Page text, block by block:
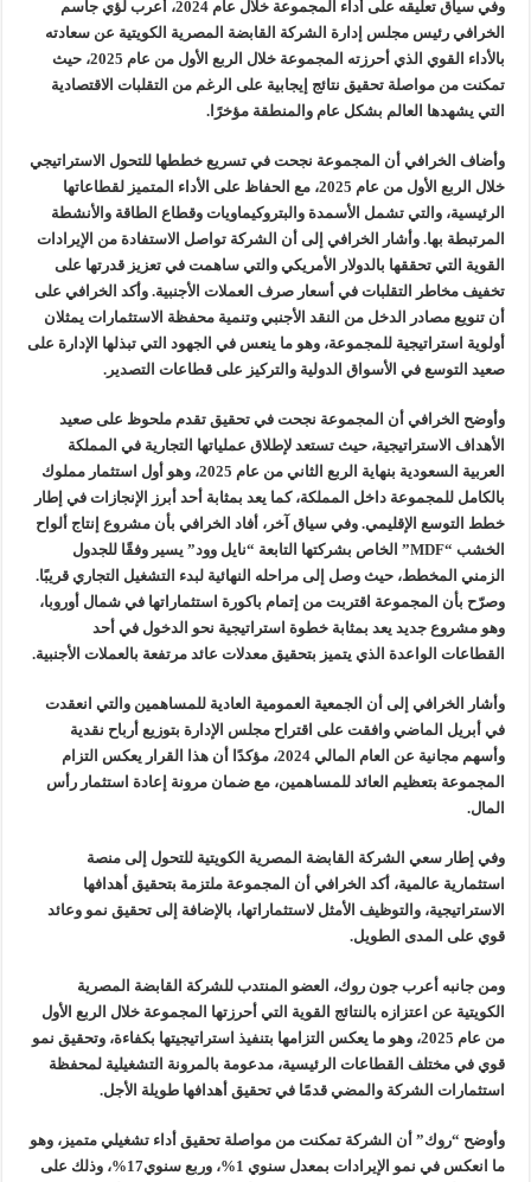
وفي سياق تعليقه على أداء المجموعة خلال عام 2024، أعرب لؤي جاسم
الخرافي رئيس مجلس إدارة الشركة القابضة المصرية الكويتية عن سعادته
بالأداء القوي الذي أحرزته المجموعة خلال الربع الأول من عام 2025، حيث
تمكنت من مواصلة تحقيق نتائج إيجابية على الرغم من التقلبات الاقتصادية
التي يشهدها العالم بشكل عام والمنطقة مؤخرًا.
وأضاف الخرافي أن المجموعة نجحت في تسريع خططها للتحول الاستراتيجي
خلال الربع الأول من عام 2025، مع الحفاظ على الأداء المتميز لقطاعاتها
الرئيسية، والتي تشمل الأسمدة والبتروكيماويات وقطاع الطاقة والأنشطة
المرتبطة بها. وأشار الخرافي إلى أن الشركة تواصل الاستفادة من الإيرادات
القوية التي تحققها بالدولار الأمريكي والتي ساهمت في تعزيز قدرتها على
تخفيف مخاطر التقلبات في أسعار صرف العملات الأجنبية. وأكد الخرافي على
أن تنويع مصادر الدخل من النقد الأجنبي وتنمية محفظة الاستثمارات يمثلان
أولوية استراتيجية للمجموعة، وهو ما ينعس في الجهود التي تبذلها الإدارة على
صعيد التوسع في الأسواق الدولية والتركيز على قطاعات التصدير.
وأوضح الخرافي أن المجموعة نجحت في تحقيق تقدم ملحوظ على صعيد
الأهداف الاستراتيجية، حيث تستعد لإطلاق عملياتها التجارية في المملكة
العربية السعودية بنهاية الربع الثاني من عام 2025، وهو أول استثمار مملوك
بالكامل للمجموعة داخل المملكة، كما يعد بمثابة أحد أبرز الإنجازات في إطار
خطط التوسع الإقليمي. وفي سياق آخر، أفاد الخرافي بأن مشروع إنتاج ألواح
الخشب “MDF” الخاص بشركتها التابعة “نايل وود” يسير وفقًا للجدول
الزمني المخطط، حيث وصل إلى مراحله النهائية لبدء التشغيل التجاري قريبًا.
وصرّح بأن المجموعة اقتربت من إتمام باكورة استثماراتها في شمال أوروبا،
وهو مشروع جديد يعد بمثابة خطوة استراتيجية نحو الدخول في أحد
القطاعات الواعدة الذي يتميز بتحقيق معدلات عائد مرتفعة بالعملات الأجنبية.
وأشار الخرافي إلى أن الجمعية العمومية العادية للمساهمين والتي انعقدت
في أبريل الماضي وافقت على اقتراح مجلس الإدارة بتوزيع أرباح نقدية
وأسهم مجانية عن العام المالي 2024، مؤكدًا أن هذا القرار يعكس التزام
المجموعة بتعظيم العائد للمساهمين، مع ضمان مرونة إعادة استثمار رأس
المال.
وفي إطار سعي الشركة القابضة المصرية الكويتية للتحول إلى منصة
استثمارية عالمية، أكد الخرافي أن المجموعة ملتزمة بتحقيق أهدافها
الاستراتيجية، والتوظيف الأمثل لاستثماراتها، بالإضافة إلى تحقيق نمو وعائد
قوي على المدى الطويل.
ومن جانبه أعرب جون روك، العضو المنتدب للشركة القابضة المصرية
الكويتية عن اعتزازه بالنتائج القوية التي أحرزتها المجموعة خلال الربع الأول
من عام 2025، وهو ما يعكس التزامها بتنفيذ استراتيجيتها بكفاءة، وتحقيق نمو
قوي في مختلف القطاعات الرئيسية، مدعومة بالمرونة التشغيلية لمحفظة
استثمارات الشركة والمضي قدمًا في تحقيق أهدافها طويلة الأجل.
وأوضح “روك” أن الشركة تمكنت من مواصلة تحقيق أداء تشغيلي متميز، وهو
ما انعكس في نمو الإيرادات بمعدل سنوي 1%، وربع سنوي17%، وذلك على